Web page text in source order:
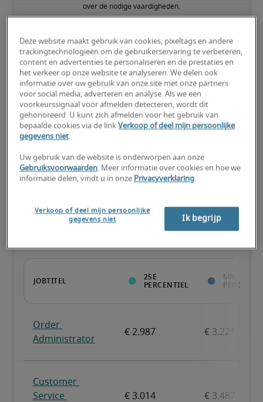
over de nodige vaardigheden.
75e percentiel
Kandidaat heeft bovengemiddeld veel ervaring, beschikt over (zo
goed als) alle nodige vaardigheden en kan ook gespecialiseerde
kwalificaties hebben.
Lonen voor soortgelijke
functies
Deze website maakt gebruik van cookies, pixeltags en andere
trackingtechnologieën om de gebruikerservaring te verbeteren,
content en advertenties te personaliseren en de prestaties en
het verkeer op onze website te analyseren. We delen ook
informatie over uw gebruik van onze site met onze partners
voor social media, adverteren en analyse. Als we een
voorkeurssignaal voor afmelden detecteren, wordt dit
gehonoreerd. U kunt zich afmelden voor het gebruik van
bepaalde cookies via de linkVerkoop of deel mijn persoonlijke
gegevens niet.
Uw gebruik van de website is onderworpen aan onze
Gebruiksvoorwaarden. Meer informatie over cookies en hoe we
informatie delen, vindt u in onze Privacyverklaring.
Verkoop of deel mijn persoonlijke
gegevens niet
Ik begrijp